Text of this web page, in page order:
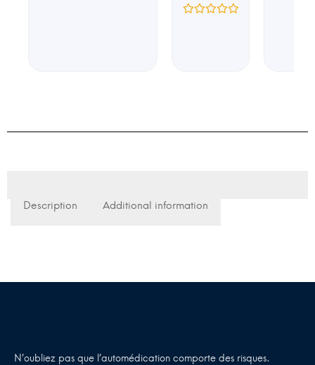
Description Additional information
N’oubliez pas que l’automédication comporte des risques.